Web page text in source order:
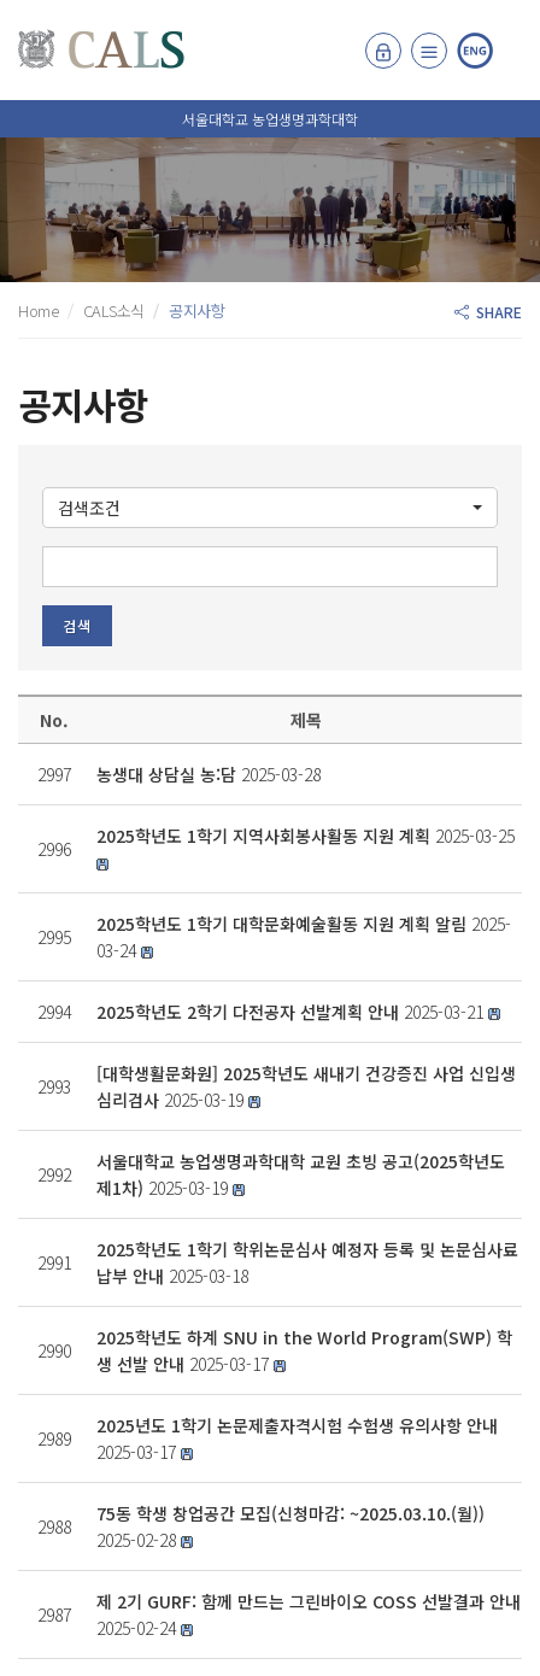
서울대학교 농업생명과학대학
Home CALS소식 공지사항 SHARE
공지사항
검색조건
No. 제목
2997 농생대 상담실 농:담 2025-03-28
2996
2025학년도 1학기 지역사회봉사활동 지원 계획 2025-03-25
2995
2025학년도 1학기 대학문화예술활동 지원 계획 알림 2025-
03-24
2994 2025학년도 2학기 다전공자 선발계획 안내 2025-03-21
2993
[대학생활문화원] 2025학년도 새내기 건강증진 사업 신입생
심리검사 2025-03-19
2992
서울대학교 농업생명과학대학 교원 초빙 공고(2025학년도
제1차) 2025-03-19
2991
2025학년도 1학기 학위논문심사 예정자 등록 및 논문심사료
납부 안내 2025-03-18
2990
2025학년도 하계 SNU in the World Program(SWP) 학
생 선발 안내 2025-03-17
2989
2025년도 1학기 논문제출자격시험 수험생 유의사항 안내
2025-03-17
2988
75동 학생 창업공간 모집(신청마감: ~2025.03.10.(월))
2025-02-28
2987
제 2기 GURF: 함께 만드는 그린바이오 COSS 선발결과 안내
2025-02-24